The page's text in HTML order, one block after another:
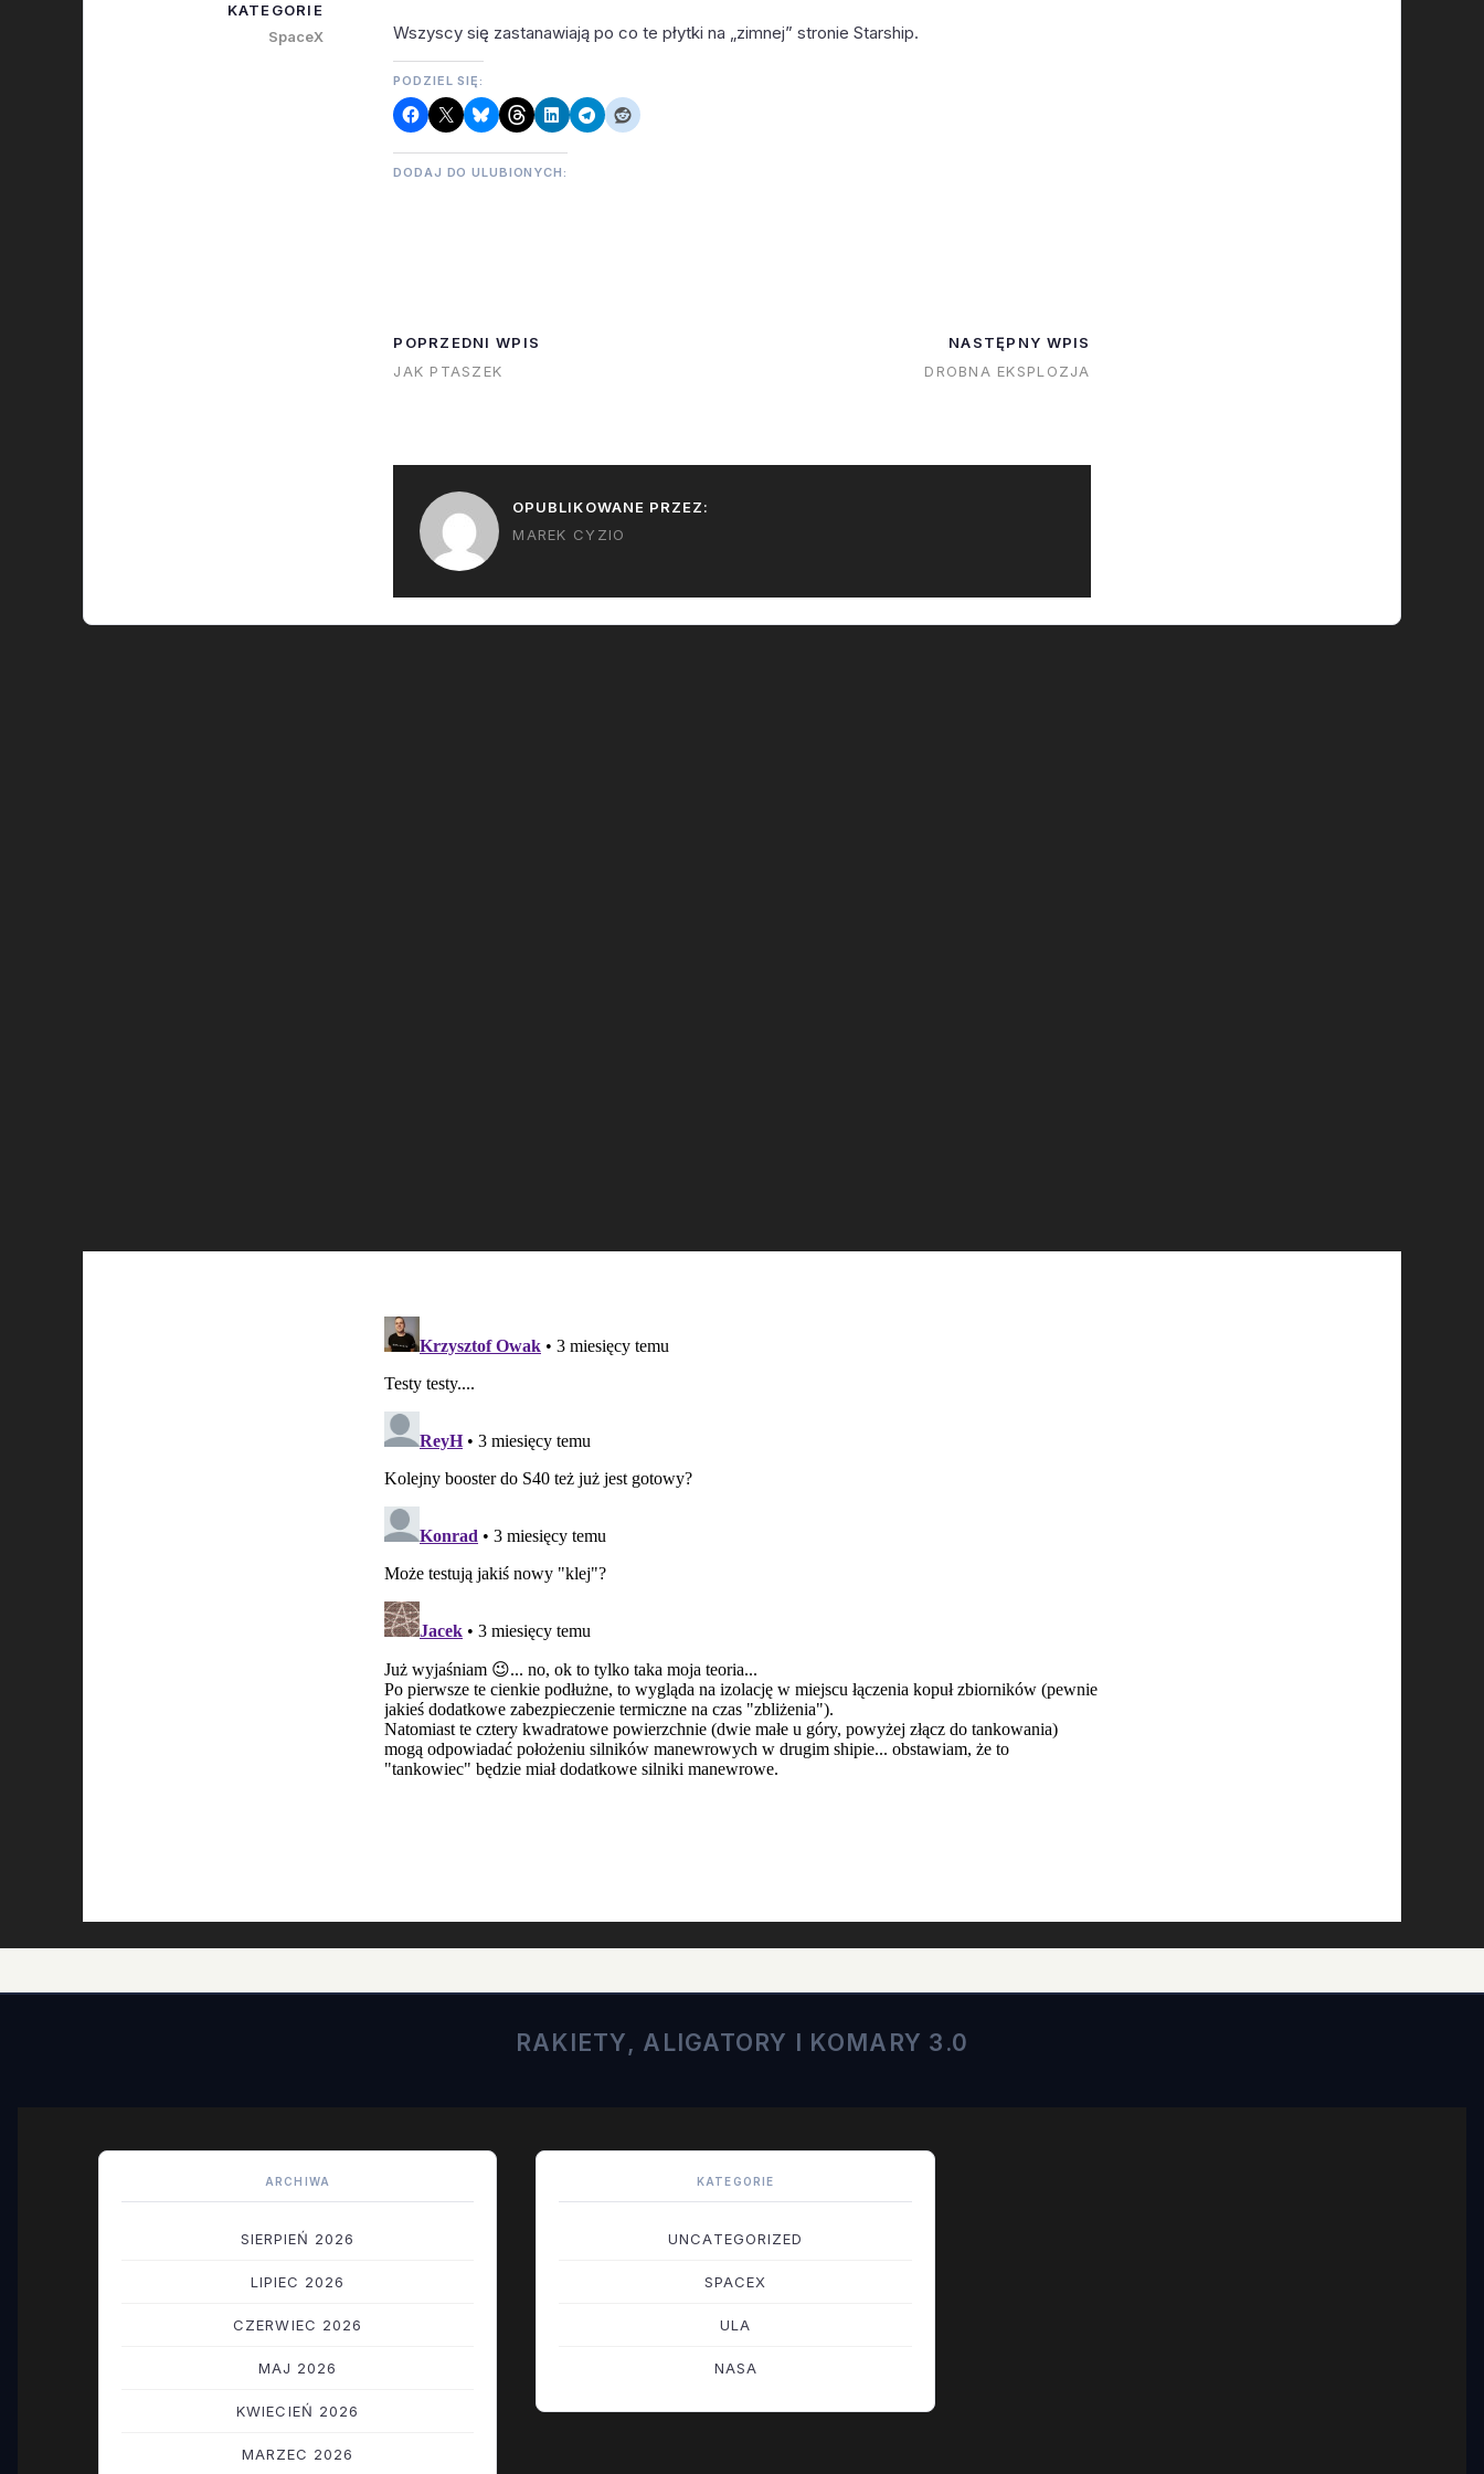
Wszyscy się zastanawiają po co te płytki na „zimnej” stronie Starship.
PODZIEL SIĘ:
DODAJ DO ULUBIONYCH:
POPRZEDNI WPIS
JAK PTASZEK
NASTĘPNY WPIS
DROBNA EKSPLOZJA
KATEGORIE
SpaceX
OPUBLIKOWANE PRZEZ:
MAREK CYZIO
RAKIETY, ALIGATORY I KOMARY 3.0
ARCHIWA
SIERPIEŃ 2026
LIPIEC 2026
CZERWIEC 2026
MAJ 2026
KWIECIEŃ 2026
MARZEC 2026
KATEGORIE
UNCATEGORIZED
SPACEX
ULA
NASA